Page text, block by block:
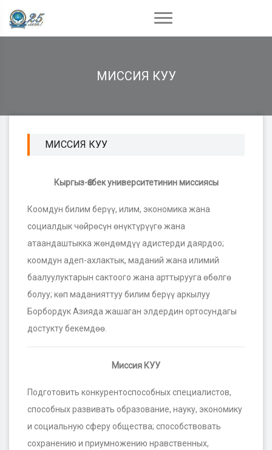
МИССИЯ КУУ
МИССИЯ КУУ
Кыргыз-Өзбек университетинин миссиясы
Коомдун билим берүү, илим, экономика жана
социалдык чөйрөсүн ѳнүктүрүүгѳ жана
атаандаштыкка жѳндѳмдүү адистерди даярдоо;
коомдун адеп-ахлактык, маданий жана илимий
баалуулуктарын сактоого жана арттырууга ѳбѳлгѳ
болуу; кѳп маданияттуу билим берүү аркылуу
Борбордук Азияда жашаган элдердин ортосундагы
достукту бекемдѳѳ.
Миссия КУУ
Подготовить конкурентоспособных специалистов,
способных развивать образование, науку, экономику
и социальную сферу общества; способствовать
сохранению и приумножению нравственных,